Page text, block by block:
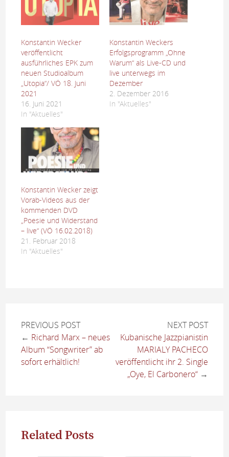
Konstantin Wecker
veröffentlicht
ausführliches EPK zum
neuen Studioalbum
„Utopia“/ VÖ 18. Juni
2021
16. Juni 2021
In "Aktuelles"
Konstantin Weckers
Erfolgsprogramm „Ohne
Warum“ als Live-CD und
live unterwegs im
Dezember
2. Dezember 2016
In "Aktuelles"
Konstantin Wecker zeigt
Vorab-Videos aus der
kommenden DVD
„Poesie und Widerstand
– live“ (VÖ 16.02.2018)
21. Februar 2018
In "Aktuelles"
PREVIOUS POST
← Richard Marx – neues
Album “Songwriter” ab
sofort erhältlich!
NEXT POST
Kubanische Jazzpianistin
MARIALY PACHECO
veröffentlicht ihr 2. Single
„Oye, El Carbonero“→
Related Posts